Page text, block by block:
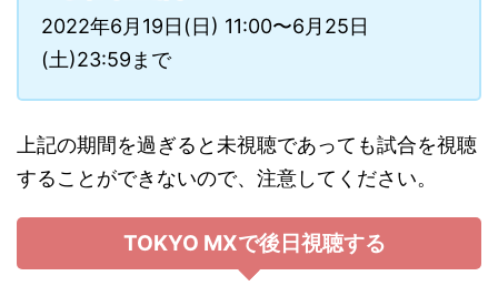
2022年6月19日(日) 11:00〜6月25日
(土)23:59まで
上記の期間を過ぎると未視聴であっても試合を視聴
することができないので、注意してください。
TOKYO MXで後日視聴する